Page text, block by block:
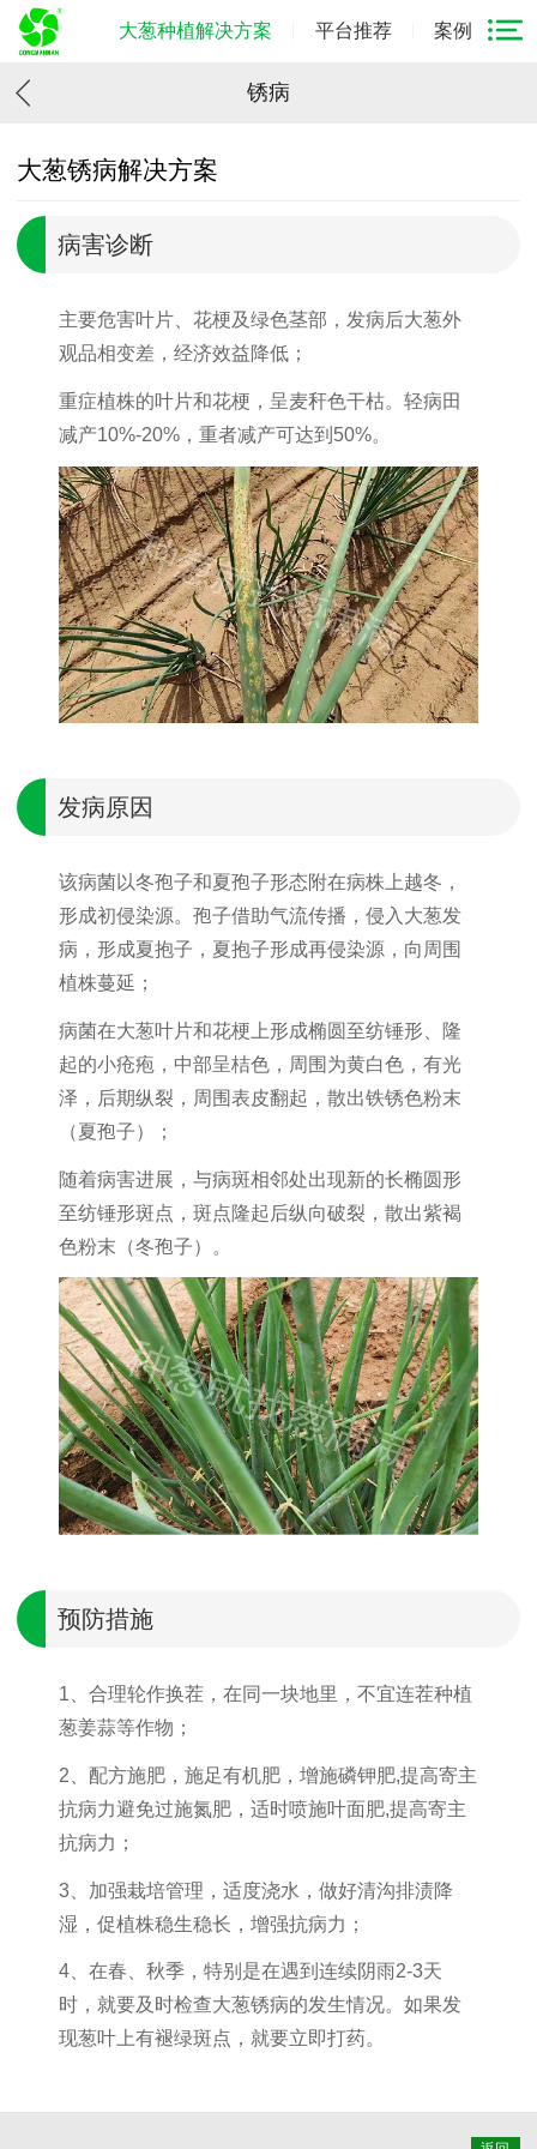
大葱种植解决方案 平台推荐 案例
锈病
大葱锈病解决方案
病害诊断
主要危害叶片、花梗及绿色茎部，发病后大葱外
观品相变差，经济效益降低；
重症植株的叶片和花梗，呈麦秆色干枯。轻病田
减产10%-20%，重者减产可达到50%。
发病原因
该病菌以冬孢子和夏孢子形态附在病株上越冬，
形成初侵染源。孢子借助气流传播，侵入大葱发
病，形成夏抱子，夏抱子形成再侵染源，向周围
植株蔓延；
病菌在大葱叶片和花梗上形成椭圆至纺锤形、隆
起的小疮疱，中部呈桔色，周围为黄白色，有光
泽，后期纵裂，周围表皮翻起，散出铁锈色粉末
（夏孢子）；
随着病害进展，与病斑相邻处出现新的长椭圆形
至纺锤形斑点，斑点隆起后纵向破裂，散出紫褐
色粉末（冬孢子）。
预防措施
1、合理轮作换茬，在同一块地里，不宜连茬种植
葱姜蒜等作物；
2、配方施肥，施足有机肥，增施磷钾肥,提高寄主
抗病力避免过施氮肥，适时喷施叶面肥,提高寄主
抗病力；
3、加强栽培管理，适度浇水，做好清沟排渍降
湿，促植株稳生稳长，增强抗病力；
4、在春、秋季，特别是在遇到连续阴雨2-3天
时，就要及时检查大葱锈病的发生情况。如果发
现葱叶上有褪绿斑点，就要立即打药。